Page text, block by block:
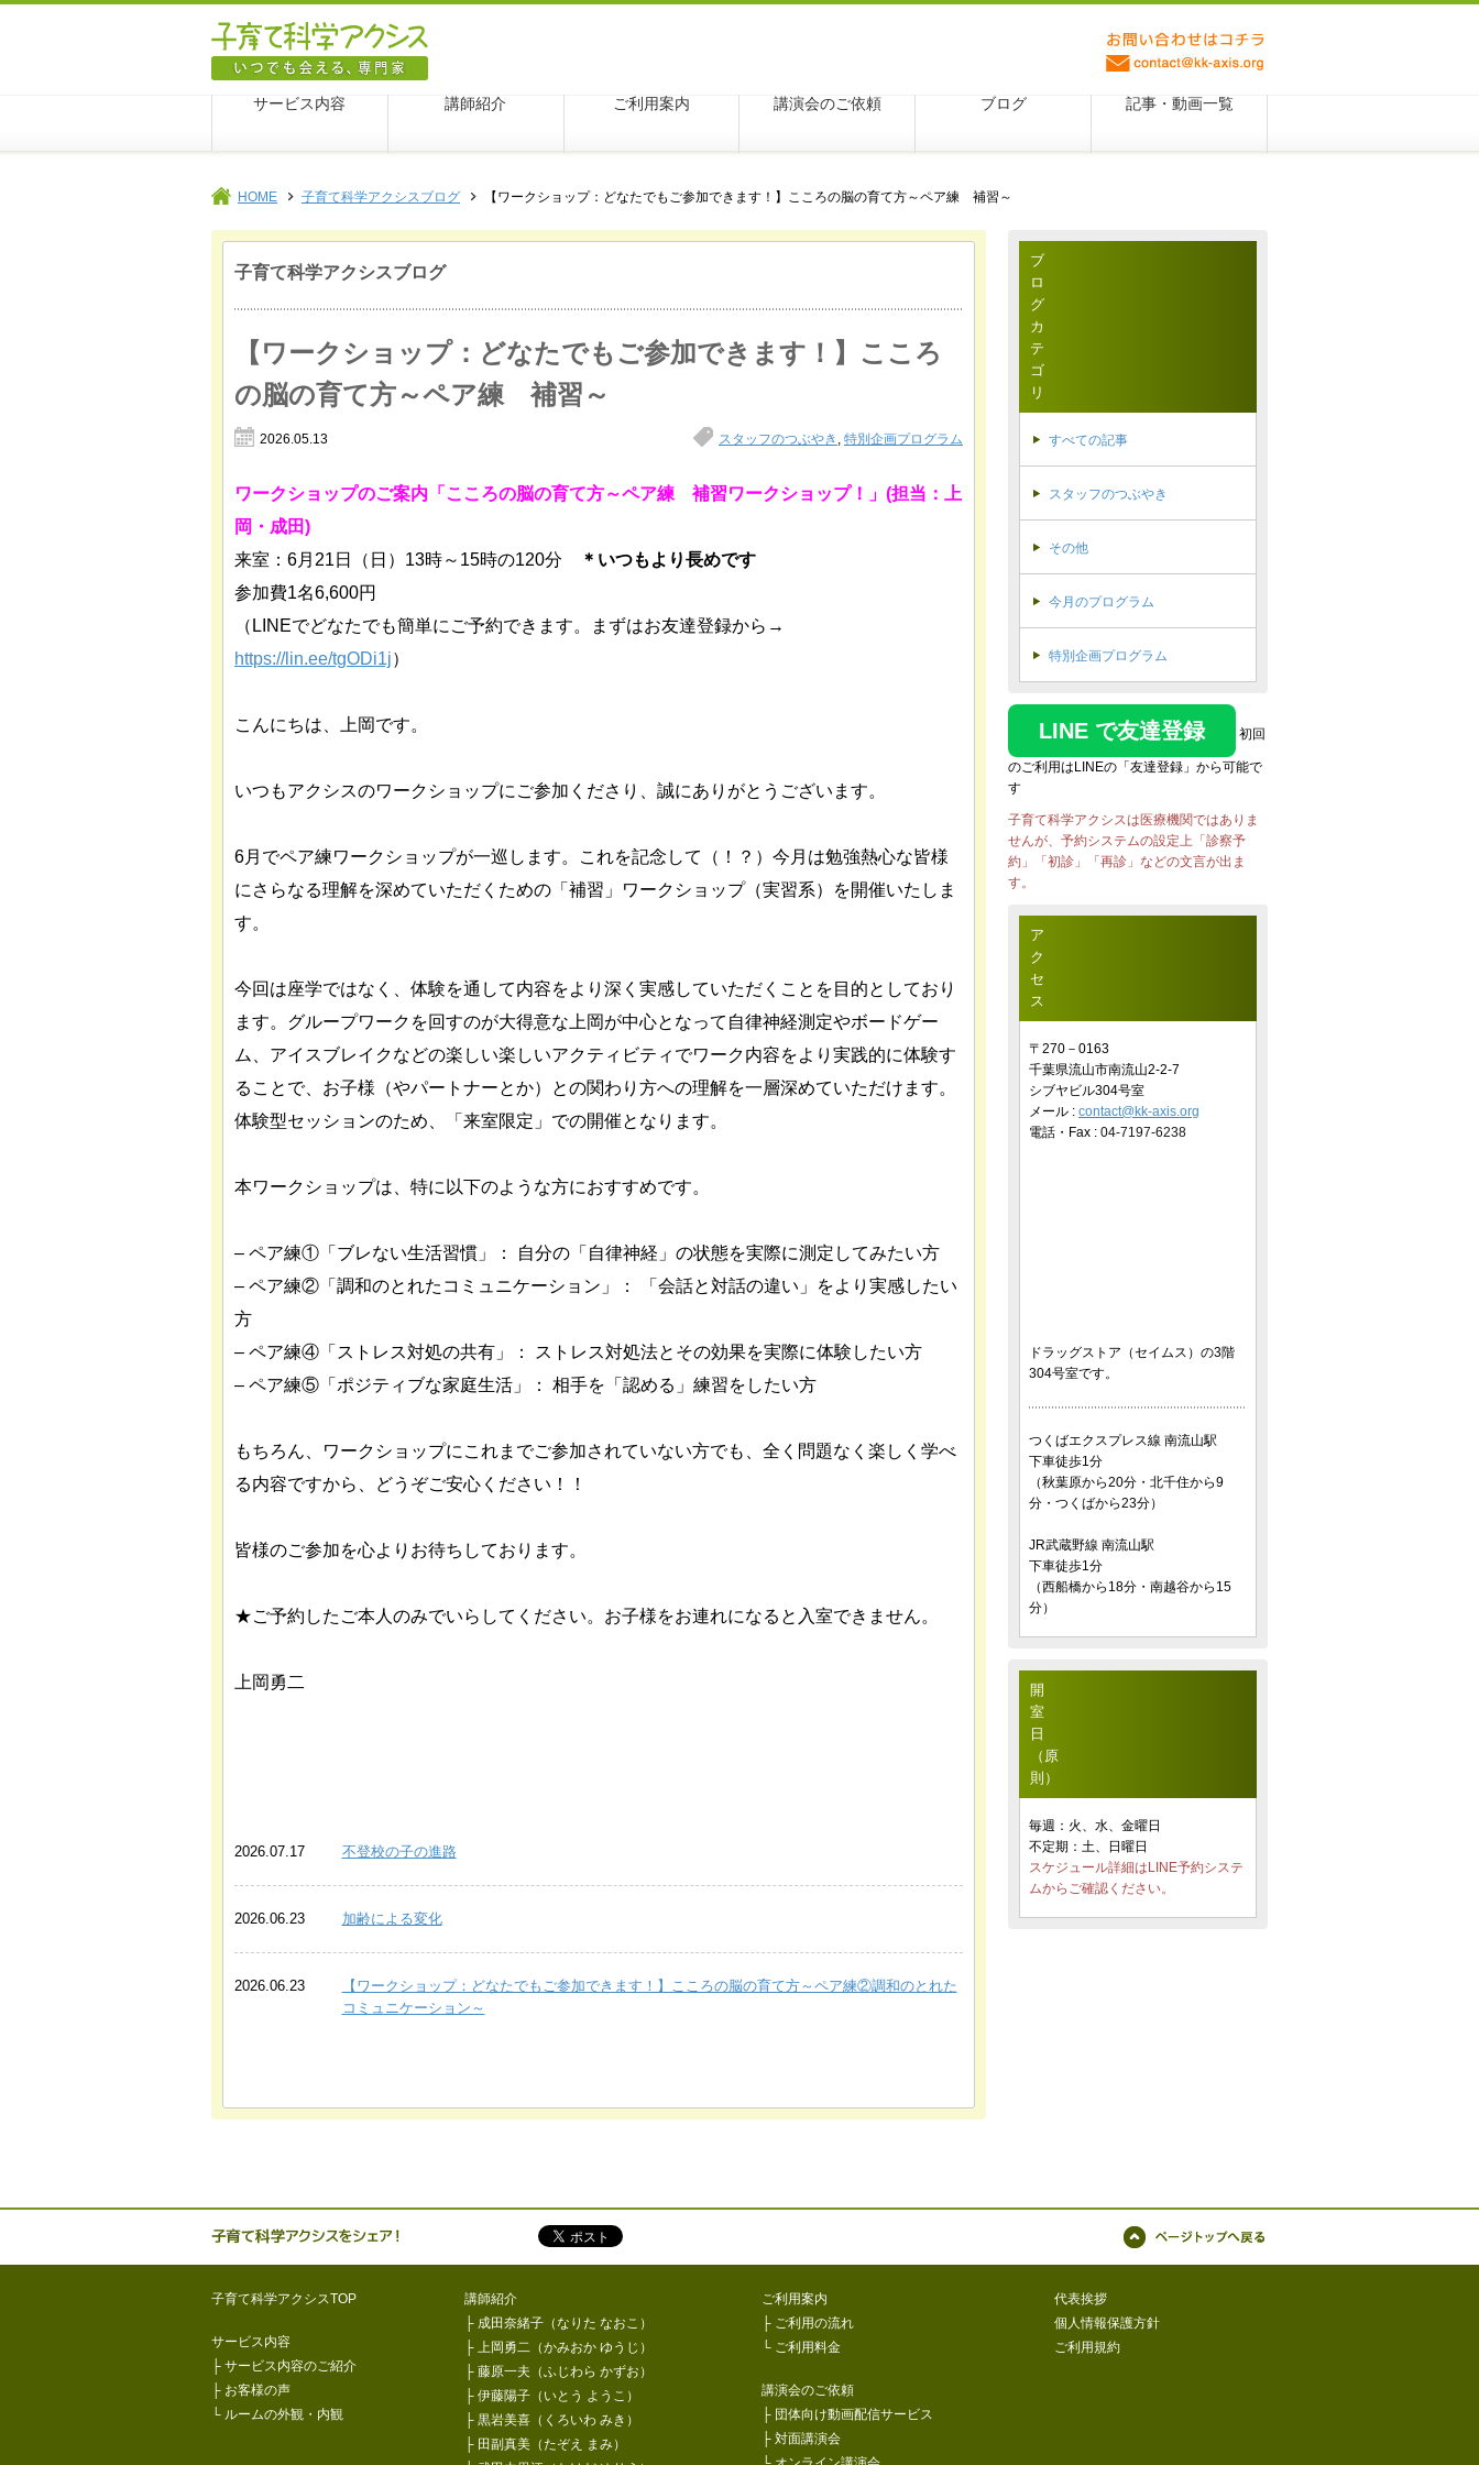
サービス内容 講師紹介 ご利用案内 講演会のご依頼 ブログ 記事・動画一覧
HOME 子育て科学アクシスブログ 【ワークショップ：どなたでもご参加できます！】こころの脳の育て方～ペア練 補習～
子育て科学アクシスブログ
【ワークショップ：どなたでもご参加できます！】こころ
の脳の育て方～ペア練 補習～
2026.05.13 スタッフのつぶやき , 特別企画プログラム
ワークショップのご案内「こころの脳の育て方～ペア練 補習ワークショップ！」(担当：上
岡・成田)
来室：6月21日（日）13時～15時の120分
＊いつもより長めです
参加費1名6,600円
（LINEでどなたでも簡単にご予約できます。まずはお友達登録から→
https://lin.ee/tgODi1j）
こんにちは、上岡です。
いつもアクシスのワークショップにご参加くださり、誠にありがとうございます。
6月でペア練ワークショップが一巡します。これを記念して（！？）今月は勉強熱心な皆様
にさらなる理解を深めていただくための「補習」ワークショップ（実習系）を開催いたしま
す。
今回は座学ではなく、体験を通して内容をより深く実感していただくことを目的としており
ます。グループワークを回すのが大得意な上岡が中心となって自律神経測定やボードゲー
ム、アイスブレイクなどの楽しい楽しいアクティビティでワーク内容をより実践的に体験す
ることで、お子様（やパートナーとか）との関わり方への理解を一層深めていただけます。
体験型セッションのため、「来室限定」での開催となります。
本ワークショップは、特に以下のような方におすすめです。
– ペア練①「ブレない生活習慣」： 自分の「自律神経」の状態を実際に測定してみたい方
– ペア練②「調和のとれたコミュニケーション」： 「会話と対話の違い」をより実感したい
方
– ペア練④「ストレス対処の共有」： ストレス対処法とその効果を実際に体験したい方
– ペア練⑤「ポジティブな家庭生活」： 相手を「認める」練習をしたい方
もちろん、ワークショップにこれまでご参加されていない方でも、全く問題なく楽しく学べ
る内容ですから、どうぞご安心ください！！
皆様のご参加を心よりお待ちしております。
★ご予約したご本人のみでいらしてください。お子様をお連れになると入室できません。
上岡勇二
2026.07.17 不登校の子の進路
2026.06.23 加齢による変化
2026.06.23
【ワークショップ：どなたでもご参加できます！】こころの脳の育て方～ペア練②調和のとれた
コミュニケーション～
ブ
ロ
グ
カ
テ
ゴ
リ
すべての記事
スタッフのつぶやき
その他
今月のプログラム
特別企画プログラム
LINE で友達登録 初回
のご利用はLINEの「友達登録」から可能で
す
子育て科学アクシスは医療機関ではありま
せんが、予約システムの設定上「診察予
約」「初診」「再診」などの文言が出ま
す。
ア
ク
セ
ス
〒270－0163
千葉県流山市南流山2-2-7
シブヤビル304号室
メール : contact@kk-axis.org
電話・Fax : 04-7197-6238
ドラッグストア（セイムス）の3階
304号室です。
つくばエクスプレス線 南流山駅
下車徒歩1分
（秋葉原から20分・北千住から9
分・つくばから23分）
JR武蔵野線 南流山駅
下車徒歩1分
（西船橋から18分・南越谷から15
分）
開
室
日
（原
則）
毎週：火、水、金曜日
不定期：土、日曜日
スケジュール詳細はLINE予約システ
ムからご確認ください。
子育て科学をシェア！
子育て科学アクシスTOP
サービス内容
├ サービス内容のご紹介
├ お客様の声
└ ルームの外観・内観
講師紹介
├ 成田奈緒子（なりた なおこ）
├上岡勇二（かみおか ゆうじ）
├藤原一夫（ふじわら かずお）
├伊藤陽子（いとう ようこ）
├黒岩美喜（くろいわ みき）
├ 田副真美（たぞえ まみ）
ご利用案内
├ ご利用の流れ
└ ご利用料金
講演会のご依頼
├ 団体向け動画配信サービス
├ 対面講演会
代表挨拶
個人情報保護方針
ご利用規約